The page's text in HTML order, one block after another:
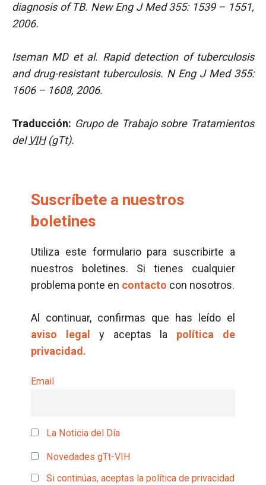
diagnosis of TB. New Eng J Med 355: 1539 – 1551,
2006.
Iseman MD et al. Rapid detection of tuberculosis
and drug-resistant tuberculosis. N Eng J Med 355:
1606 – 1608, 2006.
Traducción: Grupo de Trabajo sobre Tratamientos
delVIH(gTt).
Suscríbete a nuestros
boletines
Utiliza este formulario para suscribirte a
nuestros boletines. Si tienes cualquier
problema ponte en contacto con nosotros.
Al continuar, confirmas que has leído el
aviso legal
y aceptas la política de
privacidad.
Email
La Noticia del Día
Novedades gTt-VIH
Si continúas, aceptas la política de privacidad